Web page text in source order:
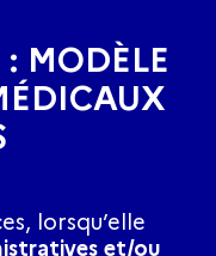
: MODÈLE
lorsqu’elle
et/ou